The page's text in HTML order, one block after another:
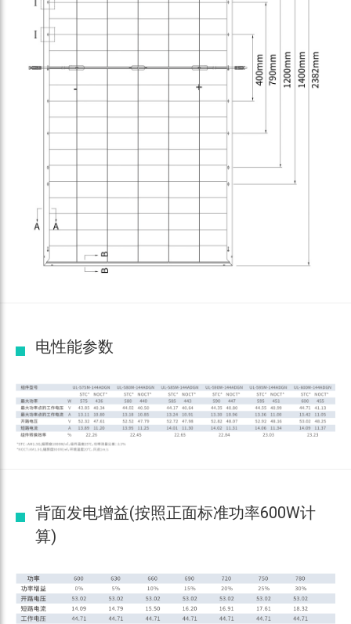
电性能参数
背面发电增益(按照正面标准功率600W计
算)